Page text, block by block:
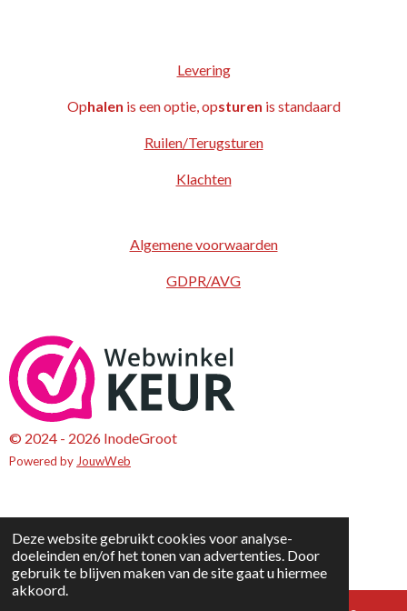
Deze website gebruikt cookies voor analyse-
doeleinden en/of het tonen van advertenties. Door
gebruik te blijven maken van de site gaat u hiermee
akkoord.
Levering
Ophalen is een optie, opsturen is standaard
Ruilen/Terugsturen
Klachten
Algemene voorwaarden
GDPR/AVG
© 2024 - 2026 InodeGroot
Powered by JouwWeb